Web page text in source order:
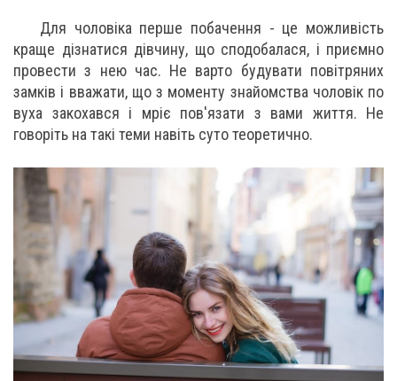
Для чоловіка перше побачення - це можливість
краще дізнатися дівчину, що сподобалася, і приємно
провести з нею час. Не варто будувати повітряних
замків і вважати, що з моменту знайомства чоловік по
вуха закохався і мріє пов'язати з вами життя. Не
говоріть на такі теми навіть суто теоретично.